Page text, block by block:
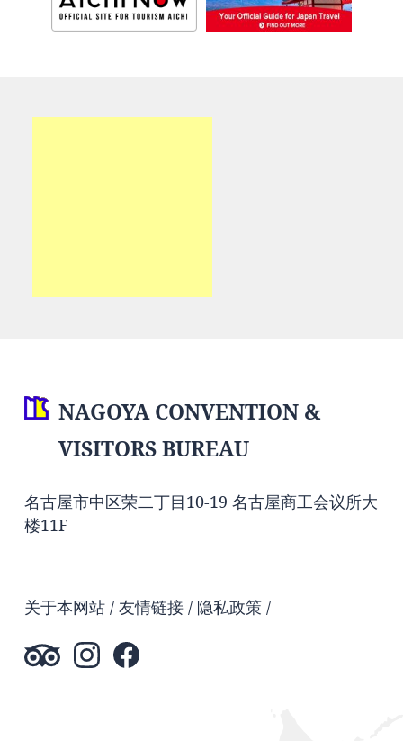
NAGOYA CONVENTION &
VISITORS BUREAU
名古屋市中区荣二丁目10-19 名古屋商工会议所大
楼11F
关于本网站 友情链接 隐私政策